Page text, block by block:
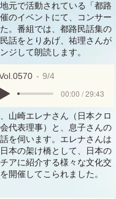
元で活動されている「都路
のイベントにて、コンサー
。番組では、都路民話集の
話をとりあげ、祐理さんが
ジして朗読します。
9/4
00:00 / 29:43
山崎エレナさん（日本クロ
代表理事）と、息子さんの
を伺います。エレナさんは
本の架け橋として、日本の
アに紹介する様々な文化交
開催してこられました。